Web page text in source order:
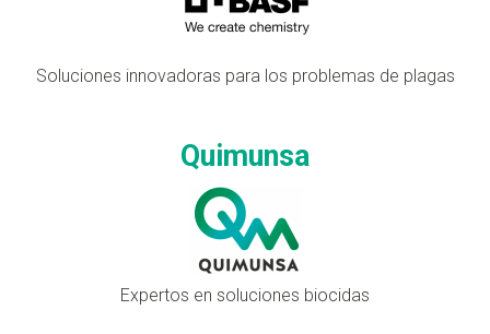
Soluciones innovadoras para los problemas de plagas
Quimunsa
Expertos en soluciones biocidas